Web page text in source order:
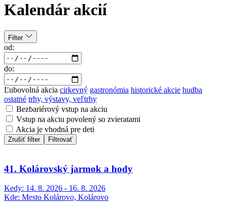
Kalendár akcií
Filter
od:
do:
Ľubovolná akcia cirkevný gastronómia historické akcie hudba
ostatné trhy, výstavy, veľtrhy
Bezbariérový vstup na akciu
Vstup na akciu povolený so zvieratami
Akcia je vhodná pre deti
Zrušiť filter Filtrovať
41. Kolárovský jarmok a hody
Kedy: 14. 8. 2026 - 16. 8. 2026
Kde: Mesto Kolárovo, Kolárovo